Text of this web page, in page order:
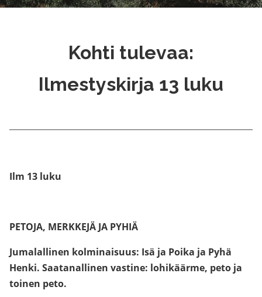
Kohti tulevaa:
Ilmestyskirja 13 luku
Ilm 13 luku
PETOJA, MERKKEJÄ JA PYHIÄ
Jumalallinen kolminaisuus: Isä ja Poika ja Pyhä
Henki. Saatanallinen vastine: lohikäärme, peto ja
toinen peto.